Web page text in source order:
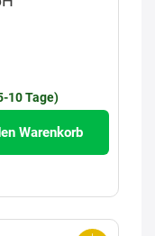
10 Tage)
Warenkorb